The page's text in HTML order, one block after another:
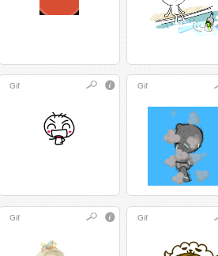
Gif Gif
Gif Gif